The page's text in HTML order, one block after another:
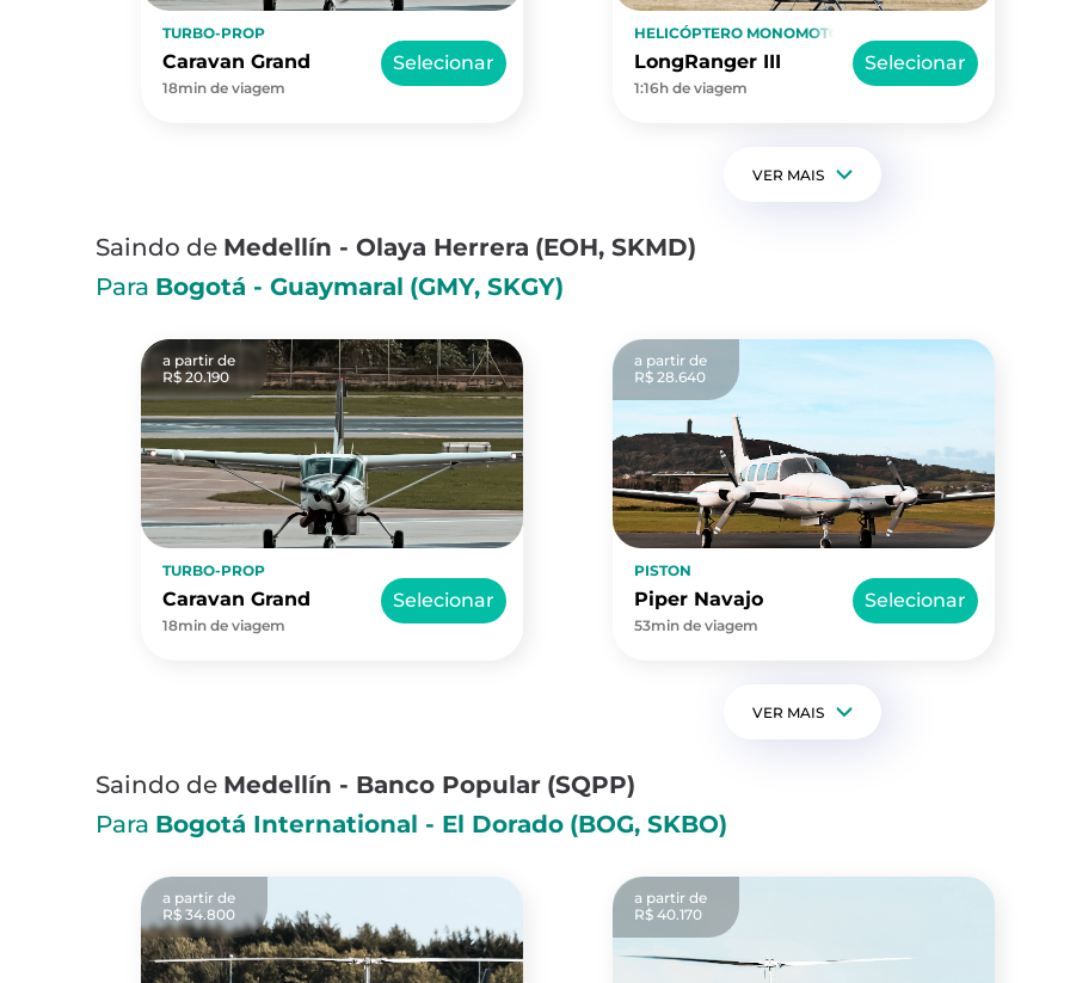
TURBO-PROP
Caravan Grand
18min de viagem
Selecionar
HELICÓPTERO MONOMOTOR
LongRanger III
1:16h de viagem
Selecionar
VER MAIS
Saindo de Medellín - Olaya Herrera (EOH, SKMD)
Para Bogotá - Guaymaral (GMY, SKGY)
a partir de
R$ 20.190
TURBO-PROP
Caravan Grand
18min de viagem
Selecionar
a partir de
R$ 28.640
PISTON
Piper Navajo
53min de viagem
Selecionar
VER MAIS
Saindo de Medellín - Banco Popular (SQPP)
Para Bogotá International - El Dorado (BOG, SKBO)
a partir de
R$ 34.800
a partir de
R$ 40.170